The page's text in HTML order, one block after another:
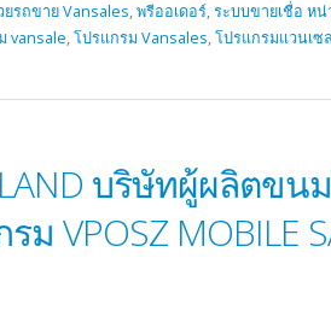
รถขาย Vansales,พรีออเดอร์,ระบบขายเชื่อ หน่
vansale,โปรแกรม Vansales,โปรแกรมแวนเซ
บริษัทผู้ผลิตข
ม VPOSZ MOBILE